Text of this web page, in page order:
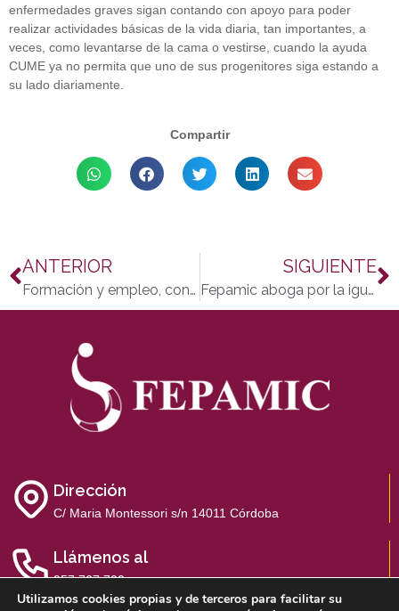
enfermedades graves sigan contando con apoyo para poder
realizar actividades básicas de la vida diaria, tan importantes, a
veces, como levantarse de la cama o vestirse, cuando la ayuda
CUME ya no permita que uno de sus progenitores siga estando a
su lado diariamente.
Compartir
ANTERIOR
Formación y empleo, conectados por la inclusión e integración
SIGUIENTE
Fepamic aboga por la igualdad salarial en las contrataciones
Dirección
C/ Maria Montessori s/n 14011 Córdoba
Llámenos al
957 767 700
Utilizamos cookies propias y de terceros para facilitar su